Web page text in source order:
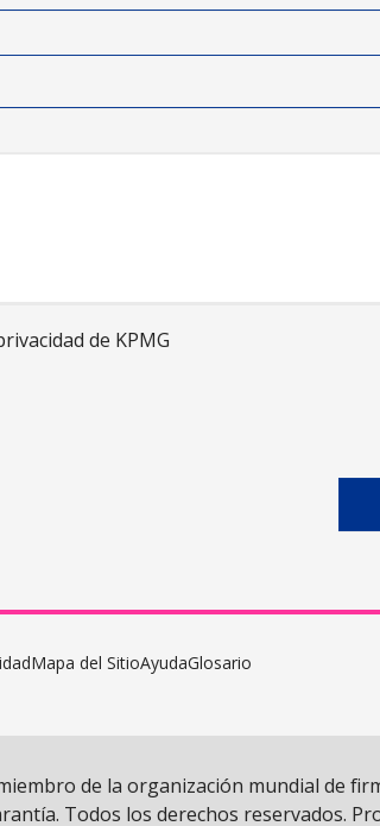
de KPMG
Mapa del SitioAyudaGlosario
de la organización mundial de
Todos los derechos reservados.